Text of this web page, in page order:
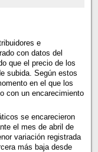
e
con datos del
que el precio de los
subida. Según estos
en el que los
con un encarecimiento
se encarecieron
el mes de abril de
variación registrada
más baja desde